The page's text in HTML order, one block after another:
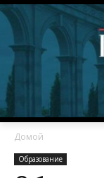
Домой
Образование